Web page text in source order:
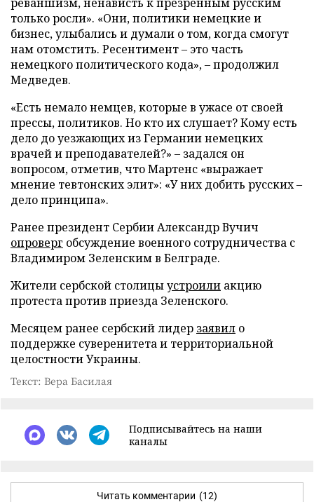
только росли». «Они, политики немецкие и
бизнес, улыбались и думали о том, когда смогут
нам отомстить. Ресентимент – это часть
немецкого политического кода», – продолжил
Медведев.
«Есть немало немцев, которые в ужасе от своей
прессы, политиков. Но кто их слушает? Кому есть
дело до уезжающих из Германии немецких
врачей и преподавателей?» – задался он
вопросом, отметив, что Мартенс «выражает
мнение тевтонских элит»: «У них добить русских –
дело принципа».
Ранее президент Сербии Александр Вучич
опроверг обсуждение военного сотрудничества с
Владимиром Зеленским в Белграде.
Жители сербской столицыустроили акцию
протеста против приезда Зеленского.
Месяцем ранее сербский лидер заявил о
поддержке суверенитета и территориальной
целостности Украины.
Текст: Вера Басилая
Подписывайтесь на наши
каналы
Читать комментарии (12)